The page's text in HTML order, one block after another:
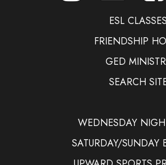
ESL CLASSES
FRIENDSHIP
GED
SEARCH
WEDNESDAY
SATURDAY/SUNDAY